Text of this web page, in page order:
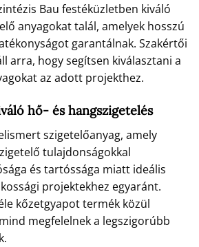
Bau festéküzletben kiváló
anyagokat talál, amelyek hosszú
garantálnak. Szakértői
arra, hogy segítsen kiválasztani a
az adott projekthez.
hő- és hangszigetelés
szigetelőanyag, amely
tulajdonságokkal
és tartóssága miatt ideális
projektekhez egyaránt.
kőzetgyapot termék közül
megfelelnek a legszigorúbb